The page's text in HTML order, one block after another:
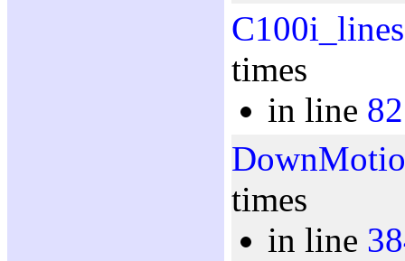
C100i_lines
times
in line
times
in line